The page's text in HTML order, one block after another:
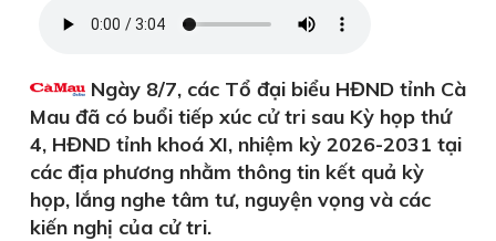
Ngày 8/7, các Tổ đại biểu HĐND tỉnh Cà
Mau đã có buổi tiếp xúc cử tri sau Kỳ họp thứ
4, HĐND tỉnh khoá XI, nhiệm kỳ 2026-2031 tại
các địa phương nhằm thông tin kết quả kỳ
họp, lắng nghe tâm tư, nguyện vọng và các
kiến nghị của cử tri.